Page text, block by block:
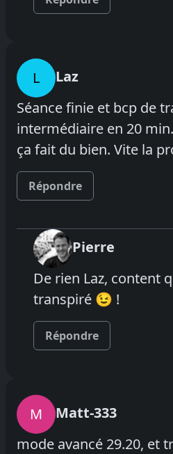
L
Laz
Séance finie et bcp de
intermédiaire en 20
ça fait du bien. Vite la
Répondre
Pierre
De rien Laz, content
transpiré 😉 !
Répondre
M
Matt-333
mode avancé 29.20, et